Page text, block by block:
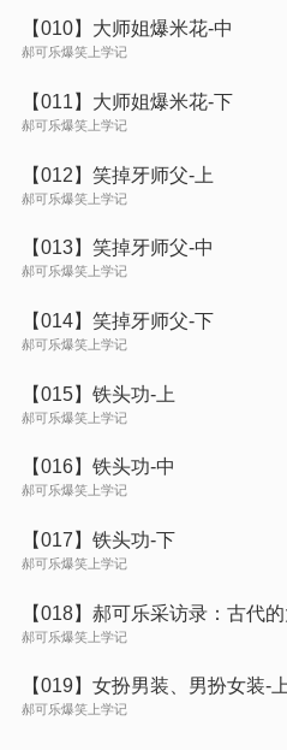
【010】大师姐爆米花-中
郝可乐爆笑上学记
【011】大师姐爆米花-下
郝可乐爆笑上学记
【012】笑掉牙师父-上
郝可乐爆笑上学记
【013】笑掉牙师父-中
郝可乐爆笑上学记
【014】笑掉牙师父-下
郝可乐爆笑上学记
【015】铁头功-上
郝可乐爆笑上学记
【016】铁头功-中
郝可乐爆笑上学记
【017】铁头功-下
郝可乐爆笑上学记
郝可乐爆笑上学记
【019】女扮男装、男扮女装-上
郝可乐爆笑上学记